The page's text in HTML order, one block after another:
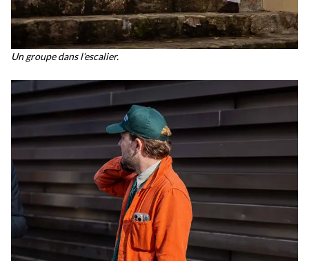
Un groupe dans l’escalier.